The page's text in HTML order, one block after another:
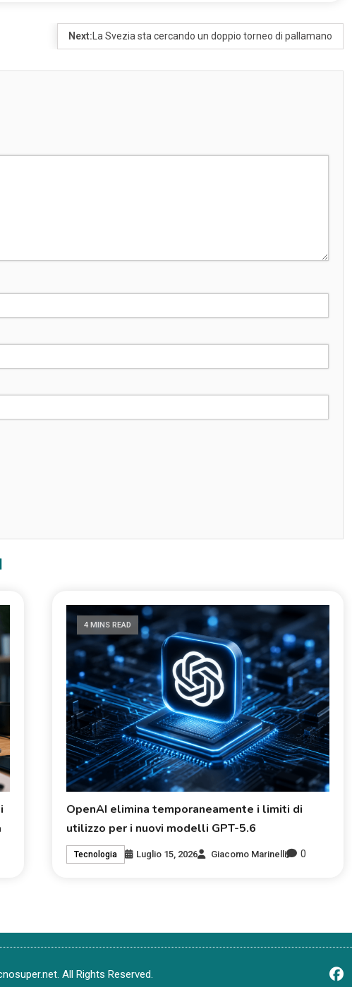
Next: La Svezia sta cercando un doppio torneo di pallamano
4 MINS READ
OpenAI elimina temporaneamente i limiti di
utilizzo per i nuovi modelli GPT-5.6
Tecnologia Luglio 15, 2026 Giacomo Marinelli 0
All Rights Reserved.